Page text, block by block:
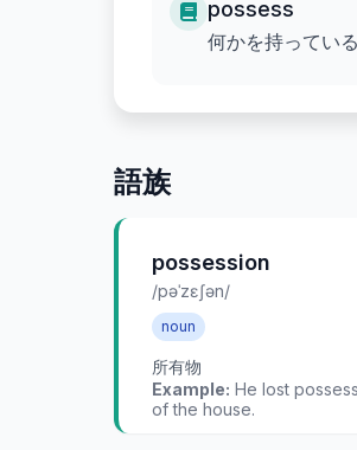
possess
何かを持ってい
語族
possession
/pəˈzɛʃən/
noun
所有物
Example: He lost
of the house.